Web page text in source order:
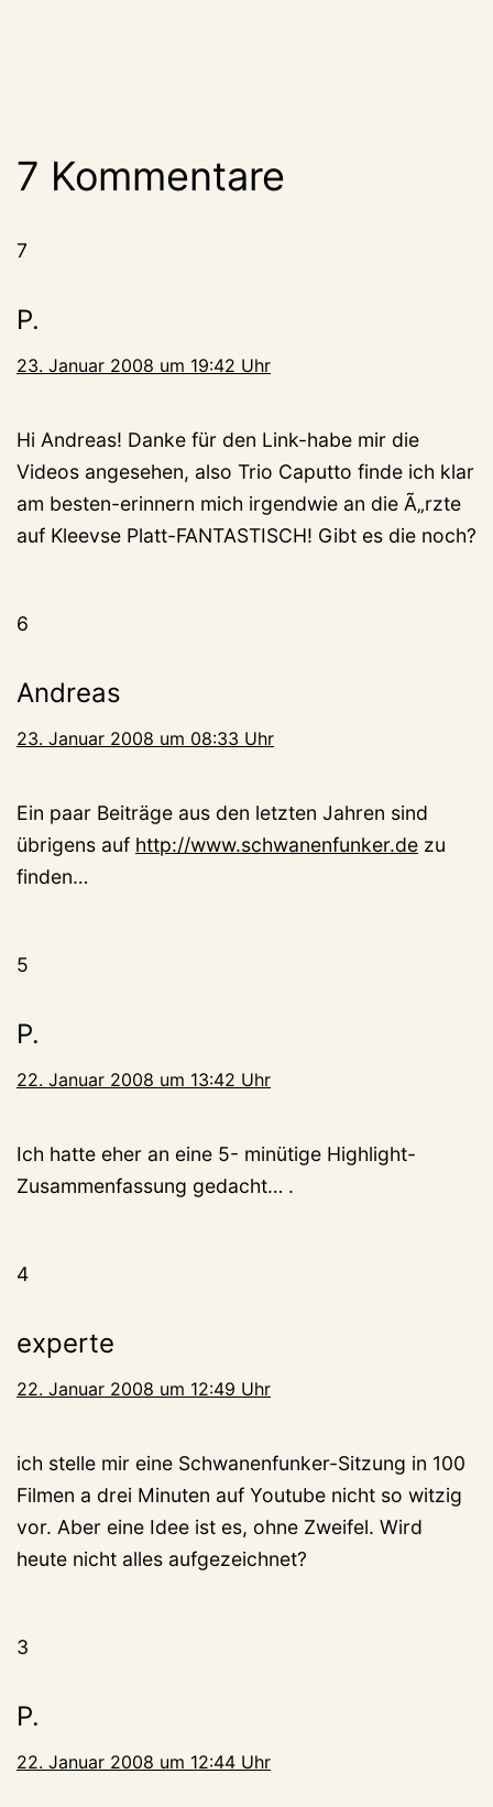
7 Kommentare
7
P.
23. Januar 2008 um 19:42 Uhr
Hi Andreas! Danke für den Link-habe mir die
Videos angesehen, also Trio Caputto finde ich klar
am besten-erinnern mich irgendwie an die Ã„rzte
auf Kleevse Platt-FANTASTISCH! Gibt es die noch?
6
Andreas
23. Januar 2008 um 08:33 Uhr
Ein paar Beiträge aus den letzten Jahren sind
übrigens auf http://www.schwanenfunker.de zu
finden…
5
P.
22. Januar 2008 um 13:42 Uhr
Ich hatte eher an eine 5- minütige Highlight-
Zusammenfassung gedacht… .
4
experte
22. Januar 2008 um 12:49 Uhr
ich stelle mir eine Schwanenfunker-Sitzung in 100
Filmen a drei Minuten auf Youtube nicht so witzig
vor. Aber eine Idee ist es, ohne Zweifel. Wird
heute nicht alles aufgezeichnet?
3
P.
22. Januar 2008 um 12:44 Uhr